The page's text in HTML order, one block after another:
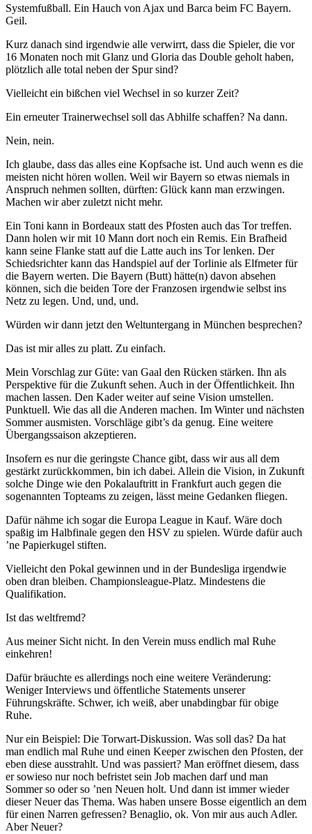
Systemfußball. Ein Hauch von Ajax und Barca beim FC Bayern.
Geil.
Kurz danach sind irgendwie alle verwirrt, dass die Spieler, die vor
16 Monaten noch mit Glanz und Gloria das Double geholt haben,
plötzlich alle total neben der Spur sind?
Vielleicht ein bißchen viel Wechsel in so kurzer Zeit?
Ein erneuter Trainerwechsel soll das Abhilfe schaffen? Na dann.
Nein, nein.
Ich glaube, dass das alles eine Kopfsache ist. Und auch wenn es die
meisten nicht hören wollen. Weil wir Bayern so etwas niemals in
Anspruch nehmen sollten, dürften: Glück kann man erzwingen.
Machen wir aber zuletzt nicht mehr.
Ein Toni kann in Bordeaux statt des Pfosten auch das Tor treffen.
Dann holen wir mit 10 Mann dort noch ein Remis. Ein Brafheid
kann seine Flanke statt auf die Latte auch ins Tor lenken. Der
Schiedsrichter kann das Handspiel auf der Torlinie als Elfmeter für
die Bayern werten. Die Bayern (Butt) hätte(n) davon absehen
können, sich die beiden Tore der Franzosen irgendwie selbst ins
Netz zu legen. Und, und, und.
Würden wir dann jetzt den Weltuntergang in München besprechen?
Das ist mir alles zu platt. Zu einfach.
Mein Vorschlag zur Güte: van Gaal den Rücken stärken. Ihn als
Perspektive für die Zukunft sehen. Auch in der Öffentlichkeit. Ihn
machen lassen. Den Kader weiter auf seine Vision umstellen.
Punktuell. Wie das all die Anderen machen. Im Winter und nächsten
Sommer ausmisten. Vorschläge gibt’s da genug. Eine weitere
Übergangssaison akzeptieren.
Insofern es nur die geringste Chance gibt, dass wir aus all dem
gestärkt zurückkommen, bin ich dabei. Allein die Vision, in Zukunft
solche Dinge wie den Pokalauftritt in Frankfurt auch gegen die
sogenannten Topteams zu zeigen, lässt meine Gedanken fliegen.
Dafür nähme ich sogar die Europa League in Kauf. Wäre doch
spaßig im Halbfinale gegen den HSV zu spielen. Würde dafür auch
’ne Papierkugel stiften.
Vielleicht den Pokal gewinnen und in der Bundesliga irgendwie
oben dran bleiben. Championsleague-Platz. Mindestens die
Qualifikation.
Ist das weltfremd?
Aus meiner Sicht nicht. In den Verein muss endlich mal Ruhe
einkehren!
Dafür bräuchte es allerdings noch eine weitere Veränderung:
Weniger Interviews und öffentliche Statements unserer
Führungskräfte. Schwer, ich weiß, aber unabdingbar für obige
Ruhe.
Nur ein Beispiel: Die Torwart-Diskussion. Was soll das? Da hat
man endlich mal Ruhe und einen Keeper zwischen den Pfosten, der
eben diese ausstrahlt. Und was passiert? Man eröffnet diesem, dass
er sowieso nur noch befristet sein Job machen darf und man
Sommer so oder so ’nen Neuen holt. Und dann ist immer wieder
dieser Neuer das Thema. Was haben unsere Bosse eigentlich an dem
für einen Narren gefressen? Benaglio, ok. Von mir aus auch Adler.
Aber Neuer?